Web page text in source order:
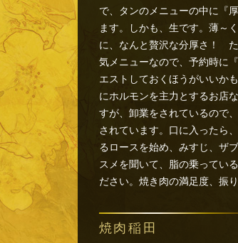
で、タンのメニューの中に『
ます。しかも、生です。薄～
に、なんと贅沢な分厚さ！
気メニューなので、予約時に
エストしておくほうがいいか
にホルモンを主力とするお店
すが、卸業をされているので
されています。口に入ったら
るロースを始め、みすじ、ザ
スメを聞いて、脂の乗ってい
ださい。焼き肉の満足度、振
焼肉稲田